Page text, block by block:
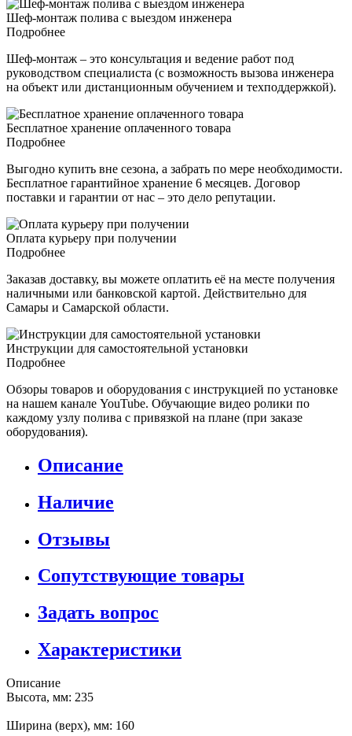
Шеф-монтаж полива с выездом инженера
Подробнее
Шеф-монтаж – это консультация и ведение работ под
руководством специалиста (с возможность вызова инженера
на объект или дистанционным обучением и техподдержкой).
Бесплатное хранение оплаченного товара
Подробнее
Выгодно купить вне сезона, а забрать по мере необходимости.
Бесплатное гарантийное хранение 6 месяцев. Договор
поставки и гарантии от нас – это дело репутации.
Оплата курьеру при получении
Подробнее
Заказав доставку, вы можете оплатить её на месте получения
наличными или банковской картой. Действительно для
Самары и Самарской области.
Инструкции для самостоятельной установки
Подробнее
Обзоры товаров и оборудования с инструкцией по установке
на нашем канале YouTube. Обучающие видео ролики по
каждому узлу полива с привязкой на плане (при заказе
оборудования).
Описание
Наличие
Отзывы
Сопутствующие товары
Задать вопрос
Характеристики
Описание
Высота, мм: 235
Ширина (верх), мм: 160